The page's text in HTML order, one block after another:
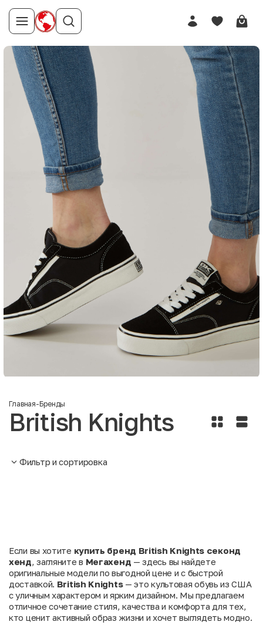
Главная-Бренды
British Knights
Фильтр и сортировка
Если вы хотите купить бренд British Knights секонд
хенд , загляните в Мегахенд — здесь вы найдете
оригинальные модели по выгодной цене и с быстрой
доставкой. British Knights— это культовая обувь из США
с уличным характером и ярким дизайном. Мы предлагаем
отличное сочетание стиля, качества и комфорта для тех,
кто ценит активный образ жизни и хочет выглядеть модно.